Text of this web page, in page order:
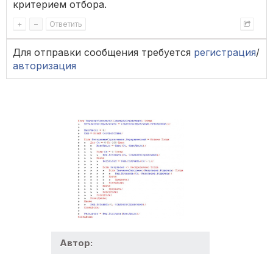
критерием отбора.
+ – Ответить
Для отправки сообщения требуется регистрация/
авторизация
Автор: